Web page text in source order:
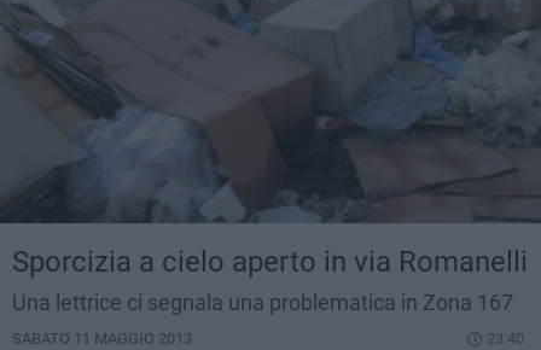
Sporcizia a cielo aperto in via Romanelli
Una lettrice ci segnala una problematica in Zona 167
SABATO 11 MAGGIO 2013 23.40